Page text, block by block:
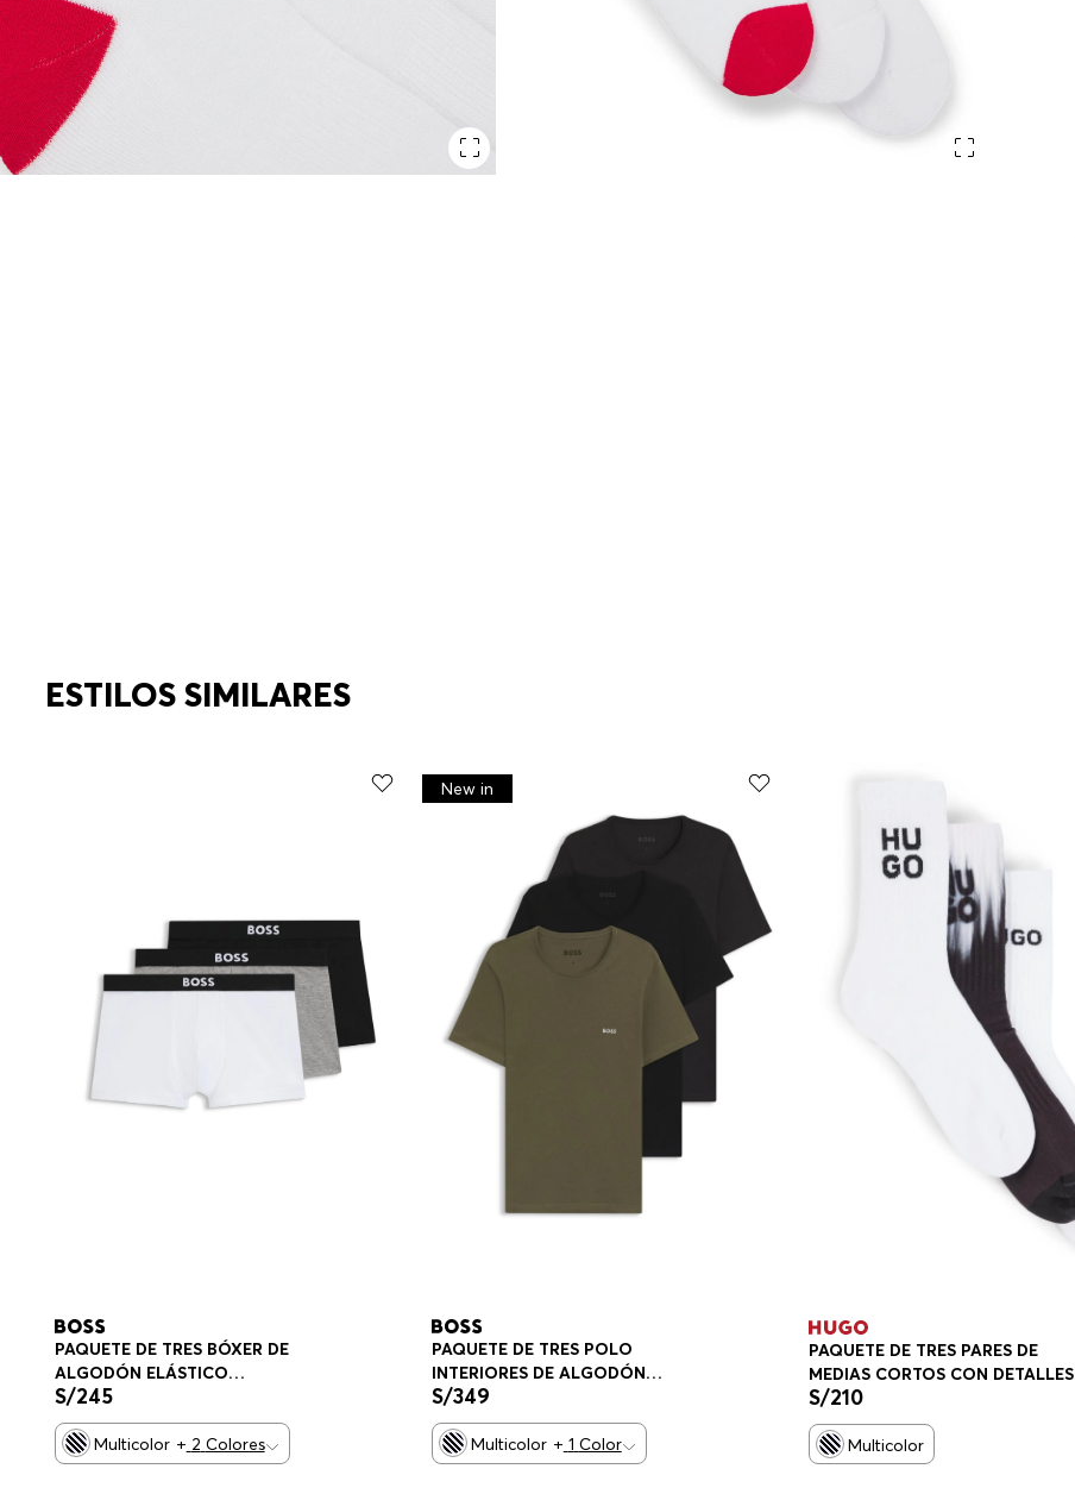
ESTILOS SIMILARES
PAQUETE DE TRES BÓXER DE
ALGODÓN ELÁSTICO
CALZONCILLOS HOMBRE
S/245
Multicolor + 2 Colores
New in
PAQUETE DE TRES POLO
INTERIORES DE ALGODÓN
PLAYERA INTERIOR REGULAR FIT
HOMBRE
S/349
Multicolor + 1 Color
PAQUETE DE TRES PARES DE
MEDIAS CORTOS CON DETALLES
DE LOGOS CALCETINES HOMBRE
MULTICOLOR 50531488960
S/210
Multicolor